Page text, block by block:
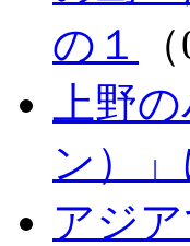
の１
上野
ン）
アジ